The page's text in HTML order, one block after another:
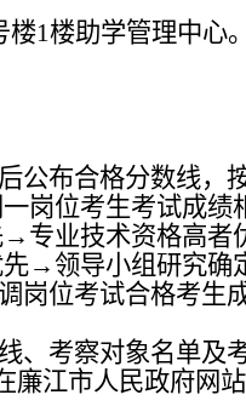
楼1楼助学管理中心。
公布合格分数线，
岗位考生考试成绩
→专业技术资格高者
→领导小组研究确
岗位考试合格考生
、考察对象名单及
廉江市人民政府网